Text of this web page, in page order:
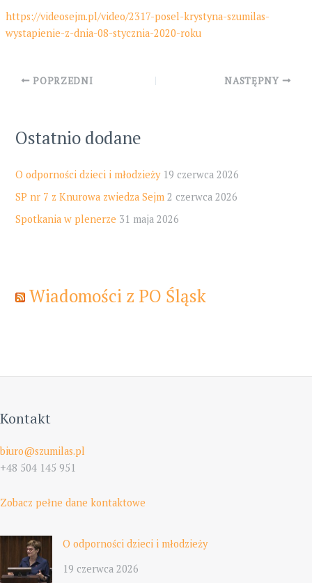
https://videosejm.pl/video/2317-posel-krystyna-szumilas-
wystapienie-z-dnia-08-stycznia-2020-roku
Post
POPRZEDNI NASTĘPNY
Ostatnio dodane
O odporności dzieci i młodzieży 19 czerwca 2026
SP nr 7 z Knurowa zwiedza Sejm 2 czerwca 2026
Spotkania w plenerze 31 maja 2026
Wiadomości z PO Śląsk
Kontakt
biuro@szumilas.pl
+48 504 145 951
Zobacz pełne dane kontaktowe
O odporności dzieci i młodzieży
19 czerwca 2026